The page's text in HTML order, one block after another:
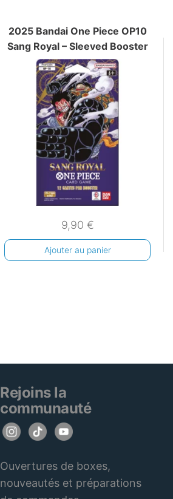
2025 Bandai One Piece OP10
Sang Royal – Sleeved Booster
9,90 €
Ajouter au panier
Rejoins la
communauté
Ouvertures de boxes,
nouveautés et préparations